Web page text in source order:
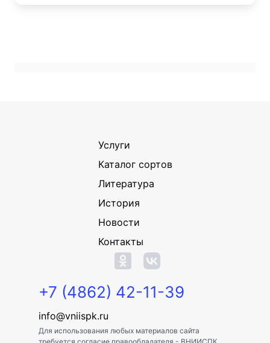
Услуги
Каталог сортов
Литература
История
Новости
Контакты
+7 (4862) 42-11-39
info@vniispk.ru
Для использования любых материалов сайта